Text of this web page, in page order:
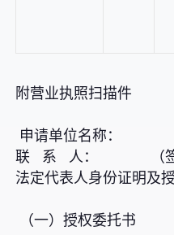
附营业执照扫描件
申请单位名称：
联 系 人： （签
法定代表人身份证明及
（一）授权委托书